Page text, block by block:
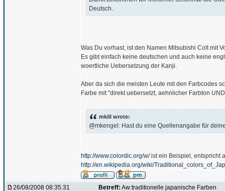
Deutsch.
Was Du vorhast, ist den Namen Mitsubishi Colt mit
Es gibt einfach keine deutschen und auch keine
woertliche Uebersetzung der Kanji.
Aber da sich die meisten Leute mit den Farbcodes
Farbe mit "direkt uebersetzt, aehnlicher Farbton
mkill wrote:
@mkengel: Hast du eine Quellenangabe für
http://www.colordic.org/w/ist ein Beispiel, entspricht
http://en.wikipedia.org/wiki/
26/08/2008 08:35:31 Betreff: Aw:traditionelle japanische Farben